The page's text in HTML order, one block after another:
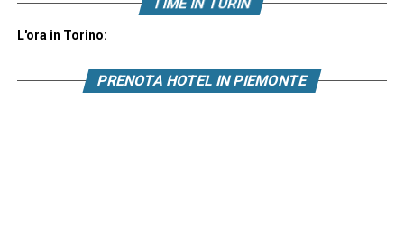
L'ora in Torino:
PRENOTA HOTEL IN PIEMONTE